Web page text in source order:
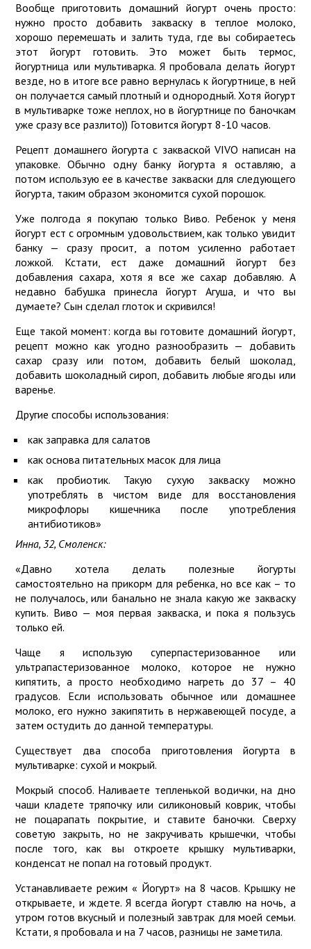
Вообще приготовить домашний йогурт очень просто:
нужно просто добавить закваску в теплое молоко,
хорошо перемешать и залить туда, где вы собираетесь
этот йогурт готовить. Это может быть термос,
йогуртница или мультиварка. Я пробовала делать йогурт
везде, но в итоге все равно вернулась к йогуртнице, в ней
он получается самый плотный и однородный. Хотя йогурт
в мультиварке тоже неплох, но в йогуртнице по баночкам
уже сразу все разлито)) Готовится йогурт 8-10 часов.
Рецепт домашнего йогурта с закваской VIVO написан на
упаковке. Обычно одну банку йогурта я оставляю, а
потом использую ее в качестве закваски для следующего
йогурта, таким образом экономится сухой порошок.
Уже полгода я покупаю только Виво. Ребенок у меня
йогурт ест с огромным удовольствием, как только увидит
банку — сразу просит, а потом усиленно работает
ложкой. Кстати, ест даже домашний йогурт без
добавления сахара, хотя я все же сахар добавляю. А
недавно бабушка принесла йогурт Агуша, и что вы
думаете? Сын сделал глоток и скривился!
Еще такой момент: когда вы готовите домашний йогурт,
рецепт можно как угодно разнообразить — добавить
сахар сразу или потом, добавить белый шоколад,
добавить шоколадный сироп, добавить любые ягоды или
варенье.
Другие способы использования:
как заправка для салатов
как основа питательных масок для лица
как пробиотик. Такую сухую закваску можно
употреблять в чистом виде для восстановления
микрофлоры кишечника после употребления
антибиотиков»
Инна, 32, Смоленск:
«Давно хотела делать полезные йогурты
самостоятельно на прикорм для ребенка, но все как – то
не получалось, или банально не знала какую же закваску
купить. Виво — моя первая закваска, и пока я пользусь
только ей.
Чаще я использую суперпастеризованное или
ультрапастеризованное молоко, которое не нужно
кипятить, а просто необходимо нагреть до 37 – 40
градусов. Если использовать обычное или домашнее
молоко, его нужно закипятить в нержавеющей посуде, а
затем остудить до данной температуры.
Существует два способа приготовления йогурта в
мультиварке: сухой и мокрый.
Мокрый способ. Наливаете тепленькой водички, на дно
чаши кладете тряпочку или силиконовый коврик, чтобы
не поцарапать покрытие, и ставите баночки. Сверху
советую закрыть, но не закручивать крышечки, чтобы
после того, как вы откроете крышку мультиварки,
конденсат не попал на готовый продукт.
Устанавливаете режим « Йогурт» на 8 часов. Крышку не
открываете, и ждете. Я всегда йогурт ставлю на ночь, а
утром готов вкусный и полезный завтрак для моей семьи.
Кстати, я пробовала и на 7 часов, разницы не заметила.